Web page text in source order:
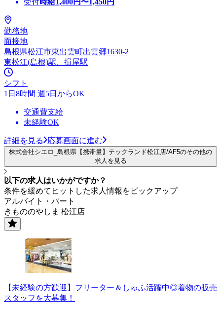
勤務地
面接地
島根県松江市東出雲町出雲郷1630-2
東松江(島根)駅、揖屋駅
シフト
1日8時間 週5日からOK
交通費支給
未経験OK
詳細を見る 応募画面に進む
株式会社シエロ_島根県【携帯量】テックランド松江店/AF5のその他の
求人を見る
以下の求人はいかがですか？
条件を緩めてヒットした求人情報をピックアップ
アルバイト・パート
きもののやしま 松江店
【未経験の方歓迎】フリーター＆しゅふ活躍中◎着物の販売
スタッフを大募集！